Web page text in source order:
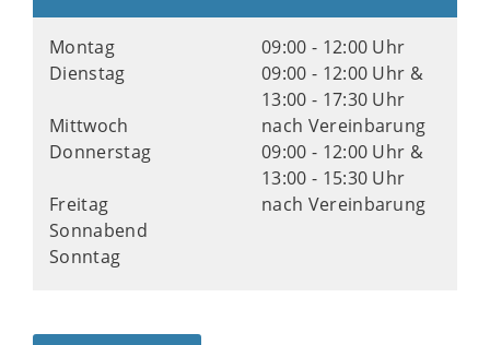
Montag
09:00 - 12:00 Uhr
Dienstag
09:00 - 12:00 Uhr &
13:00 - 17:30 Uhr
Mittwoch
nach Vereinbarung
Donnerstag
09:00 - 12:00 Uhr &
13:00 - 15:30 Uhr
Freitag
nach Vereinbarung
Sonnabend
Sonntag